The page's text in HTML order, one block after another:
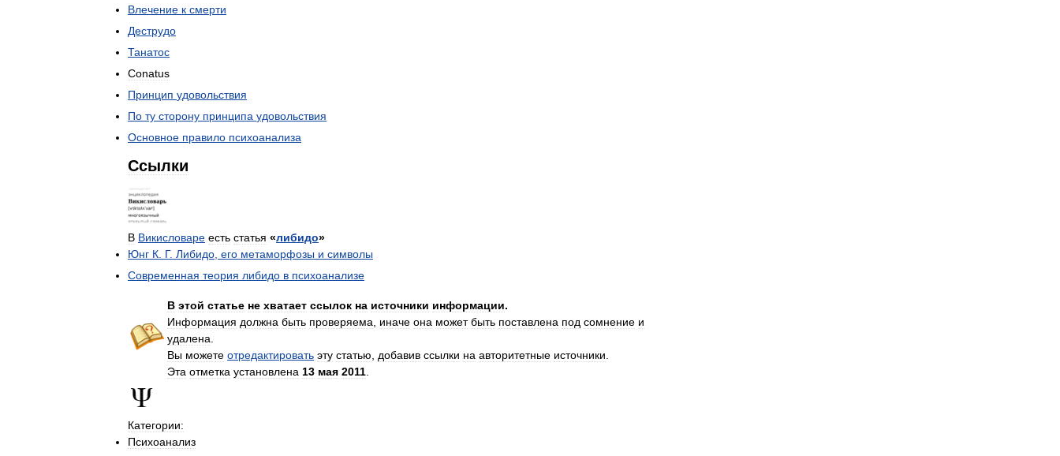
Влечение к смерти
Деструдо
Танатос
Conatus
Принцип удовольствия
По ту сторону принципа удовольствия
Основное правило психоанализа
Ссылки
В Викисловаре есть статья «либидо»
Юнг К. Г. Либидо, его метаморфозы и символы
Современная теория либидо в психоанализе
В этой статье не хватает ссылок на источники информации.
Информация должна быть проверяема, иначе она может быть поставлена под сомнение и
удалена.
Вы можете отредактировать эту статью, добавив ссылки на авторитетные источники.
Эта отметка установлена 13 мая 2011.
Категории:
Психоанализ